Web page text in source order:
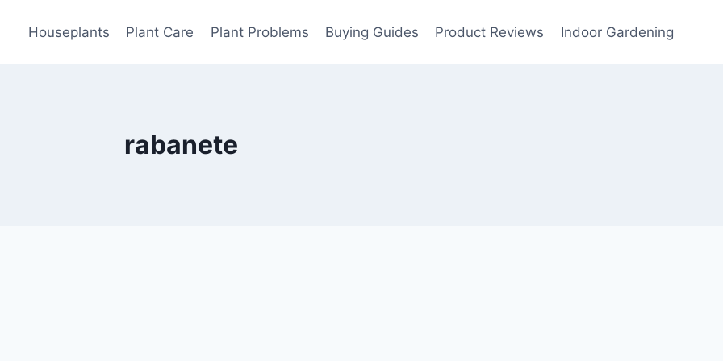
Houseplants Plant Care Plant Problems Buying Guides Product Reviews Indoor Gardening
rabanete